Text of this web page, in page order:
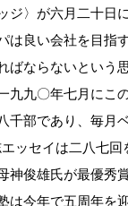
〉が六月二十日
良い会社を目指
ならないという
九〇年七月にこ
部であり、毎月
ッセイは二八七
神俊雄氏が最優秀
は今年で五周年を